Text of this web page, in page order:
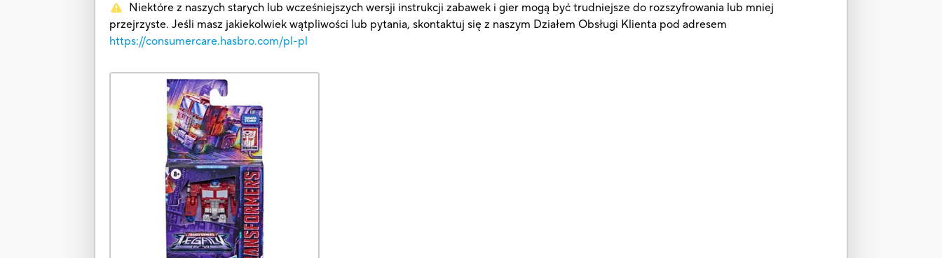
Niektóre z naszych starych lub wcześniejszych wersji instrukcji zabawek i gier mogą być trudniejsze do rozszyfrowania lub mniej
przejrzyste. Jeśli masz jakiekolwiek wątpliwości lub pytania, skontaktuj się z naszym Działem Obsługi Klienta pod adresem
https://consumercare.hasbro.com/pl-pl